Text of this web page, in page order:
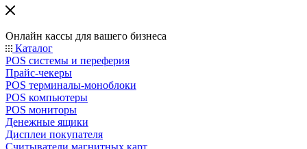
Онлайн кассы для вашего бизнеса
Каталог
POS системы и переферия
Прайс-чекеры
POS терминалы-моноблоки
POS компьютеры
POS мониторы
Денежные ящики
Дисплеи покупателя
Считыватели магнитных карт